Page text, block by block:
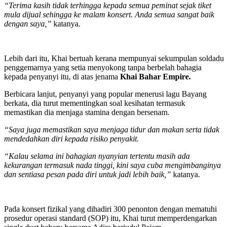
“Terima kasih tidak terhingga kepada semua peminat sejak tiket
mula dijual sehingga ke malam konsert. Anda semua sangat baik
dengan saya,” katanya.
Lebih dari itu, Khai bertuah kerana mempunyai sekumpulan soldadu
penggemarnya yang setia menyokong tanpa berbelah bahagia
kepada penyanyi itu, di atas jenama Khai Bahar Empire.
Berbicara lanjut, penyanyi yang popular menerusi lagu Bayang
berkata, dia turut mementingkan soal kesihatan termasuk
memastikan dia menjaga stamina dengan bersenam.
“Saya juga memastikan saya menjaga tidur dan makan serta tidak
mendedahkan diri kepada risiko penyakit.
“Kalau selama ini bahagian nyanyian tertentu masih ada
kekurangan termasuk nada tinggi, kini saya cuba mengimbanginya
dan sentiasa pesan pada diri untuk jadi lebih baik,” katanya.
Pada konsert fizikal yang dihadiri 300 penonton dengan mematuhi
prosedur operasi standard (SOP) itu, Khai turut memperdengarkan